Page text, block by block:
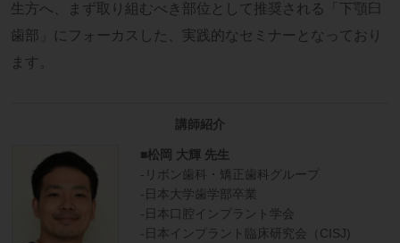
生方へ、まず取り組むべき部位として推奨される「下顎臼
歯部」にフォーカスした、実践的なセミナーとなっており
ます。
講師紹介
■松岡 大輝 先生
-リボン歯科・矯正歯科グループ
-日本大学歯学部卒業
-日本口腔インプラント学会
-日本インプラント臨床研究会（CISJ)